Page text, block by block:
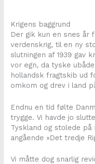
Krigens baggrund
Der gik kun en snes år
verdenskrig, til en ny
slutningen af 1939 gav
vor egn, da tyske
hollandsk fragtskib ud
omkom og drev i land
Endnu en tid følte
trygge. Vi havde jo
Tyskland og stolede
angående »Det tredje
Vi måtte dog snarlig